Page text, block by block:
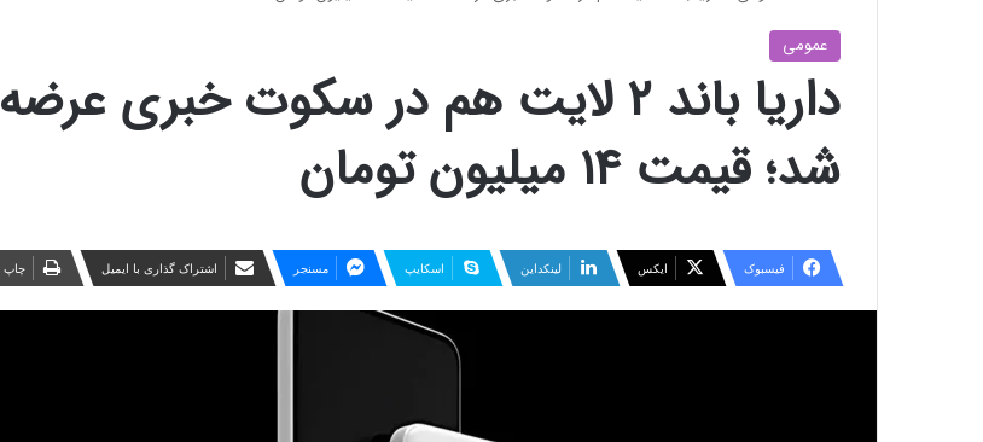
عمومی
داریا باند ۲ لایت هم در سکوت خبری عرضه
شد؛ قیمت ۱۴ میلیون تومان
فیسبوک ایکس لینکداین اسکایپ مسنجر اشتراک گذاری با ایمیل چاپ